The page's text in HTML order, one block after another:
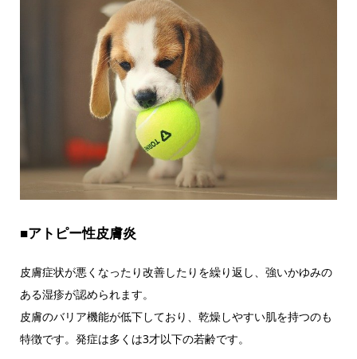
■アトピー性皮膚炎
皮膚症状が悪くなったり改善したりを繰り返し、強いかゆみの
ある湿疹が認められます。
皮膚のバリア機能が低下しており、乾燥しやすい肌を持つのも
特徴です。発症は多くは3才以下の若齢です。